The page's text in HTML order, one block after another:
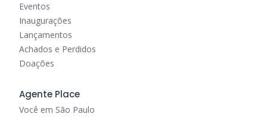
Eventos
Inaugurações
Lançamentos
Achados e Perdidos
Doações
Agente Place
Você em São Paulo